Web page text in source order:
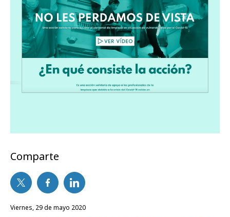
Comparte
viernes, 29 de mayo 2020